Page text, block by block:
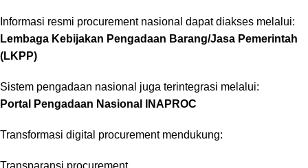
Informasi resmi procurement nasional dapat diakses melalui:
Lembaga Kebijakan Pengadaan Barang/Jasa Pemerintah
(LKPP)
Sistem pengadaan nasional juga terintegrasi melalui:
Portal Pengadaan Nasional INAPROC
Transformasi digital procurement mendukung: